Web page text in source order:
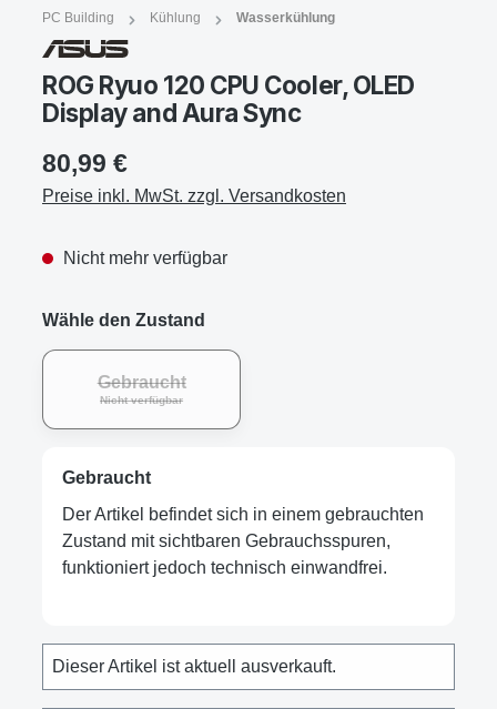
PC Building Kühlung Wasserkühlung
ROG Ryuo 120 CPU Cooler, OLED
Display and Aura Sync
80,99 €
Preise inkl. MwSt. zzgl. Versandkosten
Nicht mehr verfügbar
Wähle den Zustand
Gebraucht
Nicht verfügbar
Gebraucht
Der Artikel befindet sich in einem gebrauchten
Zustand mit sichtbaren Gebrauchsspuren,
funktioniert jedoch technisch einwandfrei.
Dieser Artikel ist aktuell ausverkauft.